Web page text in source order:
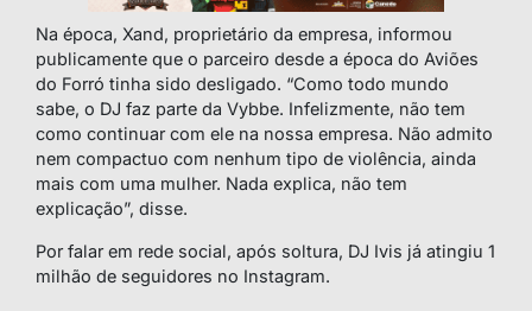
Na época, Xand, proprietário da empresa, informou
publicamente que o parceiro desde a época do Aviões
do Forró tinha sido desligado. “Como todo mundo
sabe, o DJ faz parte da Vybbe. Infelizmente, não tem
como continuar com ele na nossa empresa. Não admito
nem compactuo com nenhum tipo de violência, ainda
mais com uma mulher. Nada explica, não tem
explicação”, disse.
Por falar em rede social, após soltura, DJ Ivis já atingiu 1
milhão de seguidores no Instagram.